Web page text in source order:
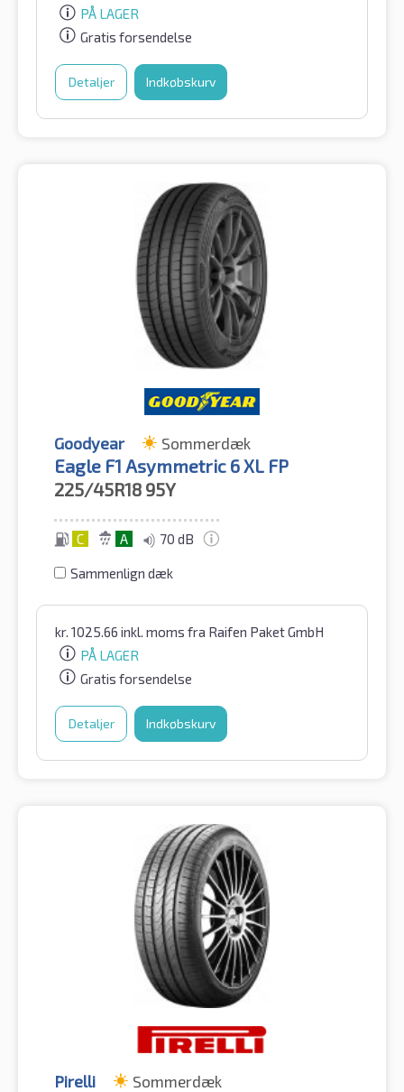
PÅ LAGER
Gratis forsendelse
Detaljer Indkøbskurv
Goodyear Sommerdæk
Eagle F1 Asymmetric 6 XL FP
225/45R18 95Y
C A 70 dB
Sammenlign dæk
kr. 1025.66 inkl. moms fra Raifen Paket GmbH
PÅ LAGER
Gratis forsendelse
Detaljer Indkøbskurv
Pirelli Sommerdæk